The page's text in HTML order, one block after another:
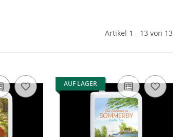
Artikel 1 - 13 von 13
AUF LAGER